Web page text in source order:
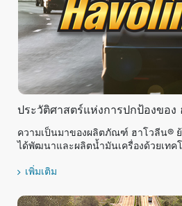
ประวัติศาสตร์แห่งการปกป้องของ
ความเป็นมาของผลิตภัณฑ์ ฮาโวลีน®
ได้พัฒนาและผลิตน้ำมันเครื่องด้วยเทค
เพิ่มเติม